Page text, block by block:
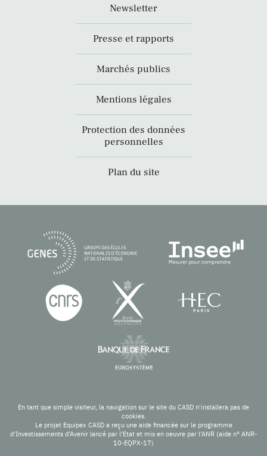
Newsletter
Presse et rapports
Marchés publics
Mentions légales
Protection des données
personnelles
Plan du site
En tant que simple visiteur, la navigation sur le site du CASD n'installera pas de
cookies.
Le projet Equipex CASD a reçu une aide financée sur le programme
d’Investissements d’Avenir lancé par l’Etat et mis en oeuvre par l’ANR (aide n° ANR-
10-EQPX-17)